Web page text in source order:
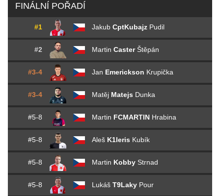
FINÁLNÍ POŘADÍ
#1 Jakub CptKubajz Pudil
#2 Martin CasterŠtěpán
#3-4 Jan Emerickson Krupička
#3-4 Matěj Matejs Dunka
#5-8 Martin FCMARTIN Hrabina
#5-8 Aleš K1leris Kubík
#5-8 Martin Kobby Strnad
#5-8 Lukáš T9Laky Pour